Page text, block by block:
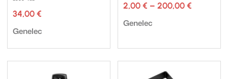
34,00 €
Tuotemerkki:
Genelec
2,00 € – 200,00 €
Tuotemerkki:
Genelec